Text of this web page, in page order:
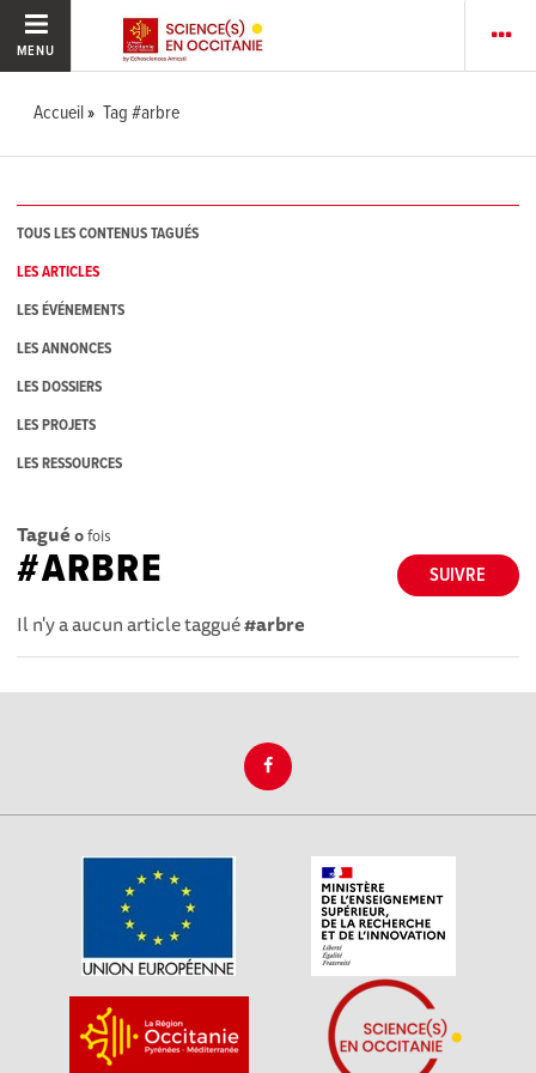
MENU
Accueil Tag #arbre
TOUS LES CONTENUS TAGUÉS
LES ARTICLES
LES ÉVÉNEMENTS
LES ANNONCES
LES DOSSIERS
LES PROJETS
LES RESSOURCES
Tagué 0fois
SUIVRE
#ARBRE
Il n'y a aucun article taggué#arbre